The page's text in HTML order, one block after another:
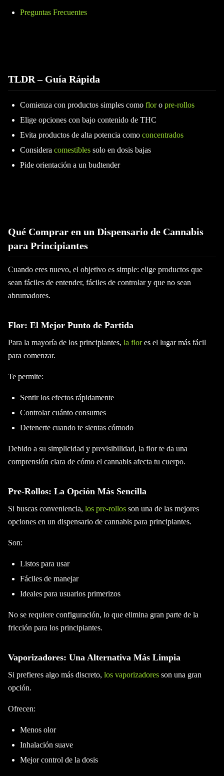
Preguntas Frecuentes
TLDR – Guía Rápida
Comienza con productos simples como floro pre-rollos
Elige opciones con bajo contenido de THC
Evita productos de alta potencia como concentrados
Considera comestibles solo en dosis bajas
Pide orientación a un budtender
Qué Comprar en un Dispensario de Cannabis
para Principiantes
Cuando eres nuevo, el objetivo es simple: elige productos que
sean fáciles de entender, fáciles de controlar y que no sean
abrumadores.
Flor: El Mejor Punto de Partida
Para la mayoría de los principiantes, la flores el lugar más fácil
para comenzar.
Te permite:
Sentir los efectos rápidamente
Controlar cuánto consumes
Detenerte cuando te sientas cómodo
Debido a su simplicidad y previsibilidad, la flor te da una
comprensión clara de cómo el cannabis afecta tu cuerpo.
Pre-Rollos: La Opción Más Sencilla
Si buscas conveniencia, los pre-rollos son una de las mejores
opciones en un dispensario de cannabis para principiantes.
Son:
Listos para usar
Fáciles de manejar
Ideales para usuarios primerizos
No se requiere configuración, lo que elimina gran parte de la
fricción para los principiantes.
Vaporizadores: Una Alternativa Más Limpia
Si prefieres algo más discreto, los vaporizadores son una gran
opción.
Ofrecen:
Menos olor
Inhalación suave
Mejor control de la dosis